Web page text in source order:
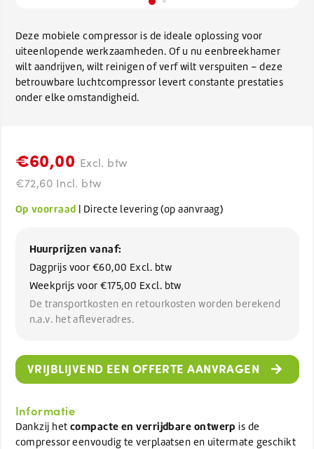
Deze mobiele compressor is de ideale oplossing voor
uiteenlopende werkzaamheden. Of u nu eenbreekhamer
wilt aandrijven, wilt reinigen of verf wilt verspuiten – deze
betrouwbare luchtcompressor levert constante prestaties
onder elke omstandigheid.
€60,00 Excl. btw
€72,60 Incl. btw
Op voorraad | Directe levering (op aanvraag)
Huurprijzen vanaf:
Dagprijs voor €60,00 Excl. btw
Weekprijs voor€175,00 Excl. btw
De transportkosten en retourkosten worden berekend
n.a.v. het afleveradres.
VRIJBLIJVEND EEN OFFERTE AANVRAGEN
Informatie
Dankzij het compacte en verrijdbare ontwerp is de
compressor eenvoudig te verplaatsen en uitermate geschikt